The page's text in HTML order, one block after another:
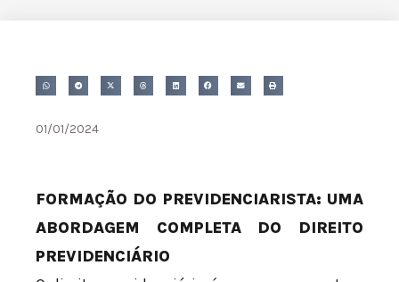
01/01/2024
FORMAÇÃO DO PREVIDENCIARISTA: UMA
ABORDAGEM COMPLETA DO DIREITO
PREVIDENCIÁRIO